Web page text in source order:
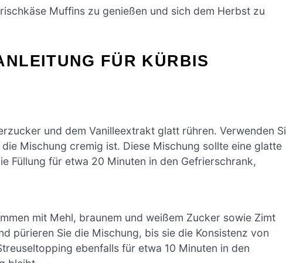
Muffins zu genießen und sich dem Herbst zu
FÜR KÜRBIS
und dem Vanilleextrakt glatt rühren. Verwenden
Mischung cremig ist. Diese Mischung sollte eine glatte
Füllung für etwa 20 Minuten in den Gefrierschrank,
mit Mehl, braunem und weißem Zucker sowie Zimt
pürieren Sie die Mischung, bis sie die Konsistenz von
ebenfalls für etwa 10 Minuten in den